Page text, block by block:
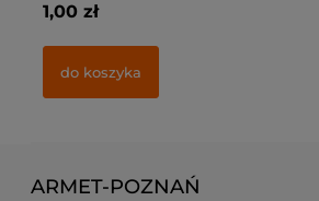
1,00 zł
do koszyka
ARMET-POZNAŃ